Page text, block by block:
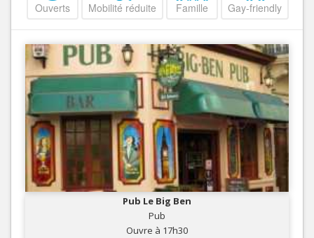
Ouverts Mobilité réduite Famille Gay-friendly
Pub Le Big Ben
Pub
Ouvre à 17h30